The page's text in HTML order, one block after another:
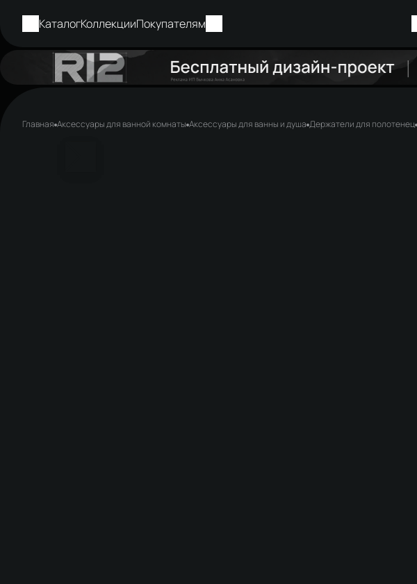
КаталогКоллекцииПокупателям
Главная Аксессуары для ванной комнаты Аксессуары для ванны и душа Держатели для полотенец